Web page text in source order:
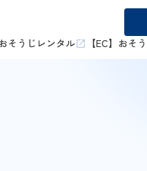
おそうじレンタル 【EC】おそ